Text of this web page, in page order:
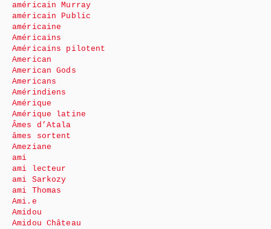
américain Murray
américain Public
américaine
Américains
Américains pilotent
American
American Gods
Americans
Amérindiens
Amérique
Amérique latine
Âmes d’Atala
âmes sortent
Ameziane
ami
ami lecteur
ami Sarkozy
ami Thomas
Ami.e
Amidou
Amidou Château